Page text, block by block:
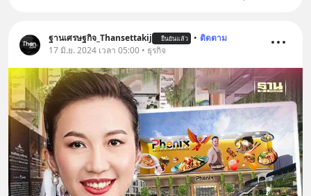
ฐานเศรษฐกิจ_Thansettakij ยืนยันแล้ว • ติดตาม
17 มิ.ย. 2024 เวลา 05:00 • ธุรกิจ